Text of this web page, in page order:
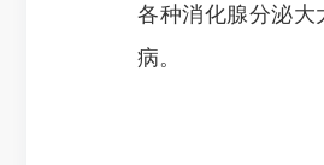
各种消化腺分泌大
病。